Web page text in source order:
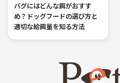
パグにはどんな餌がおすす
め？ドッグフードの選び方と
適切な給餌量を知る方法